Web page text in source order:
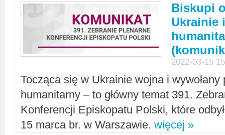
Biskupi
Ukrainie
2022-03-15
Tocząca się w Ukrainie wojna i
humanitarny – to główny temat 391.
Konferencji Episkopatu Polski, które
15 marca br. w Warszawie. więcej »